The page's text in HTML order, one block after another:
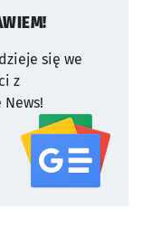
się we
z
serwisu